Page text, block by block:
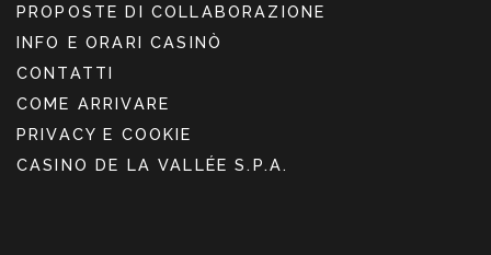
PROPOSTE DI COLLABORAZIONE
INFO E ORARI CASINÒ
CONTATTI
COME ARRIVARE
PRIVACY E COOKIE
CASINO DE LA VALLÉE S.P.A.